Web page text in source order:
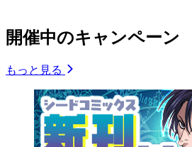
開催中のキャンペーン
もっと見る